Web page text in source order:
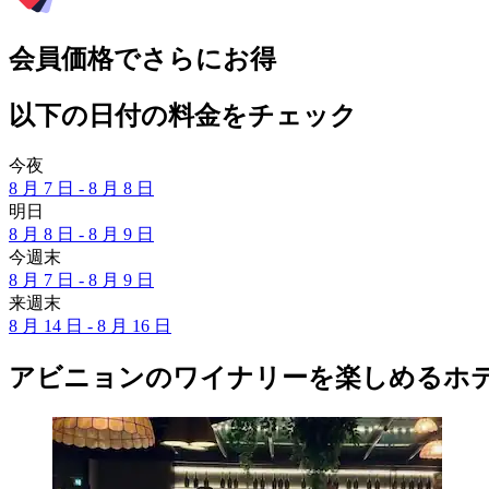
会員価格でさらにお得
以下の日付の料金をチェック
今夜
8 月 7 日 - 8 月 8 日
明日
8 月 8 日 - 8 月 9 日
今週末
8 月 7 日 - 8 月 9 日
来週末
8 月 14 日 - 8 月 16 日
アビニョンのワイナリーを楽しめるホ